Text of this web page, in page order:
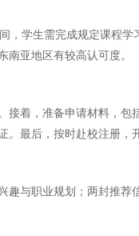
学生需完成规定课程
亚地区有较高认可度。
着，准备申请材料，
最后，按时赴校注册，
与职业规划；两封推